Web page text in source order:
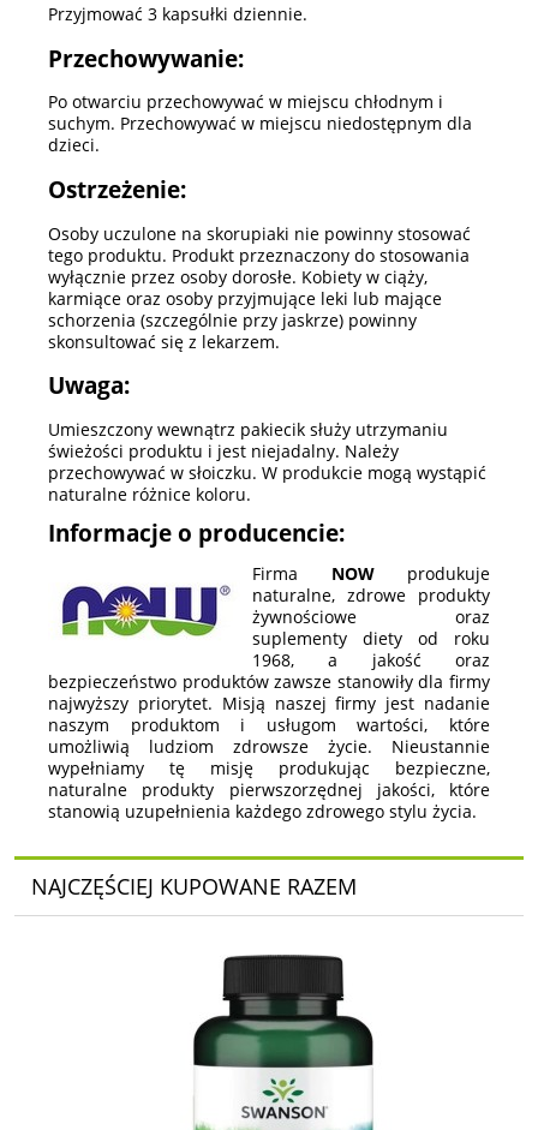
Przyjmować 3 kapsułki dziennie.
Przechowywanie:
Po otwarciu przechowywać w miejscu chłodnym i
suchym. Przechowywać w miejscu niedostępnym dla
dzieci.
Ostrzeżenie:
Osoby uczulone na skorupiaki nie powinny stosować
tego produktu. Produkt przeznaczony do stosowania
wyłącznie przez osoby dorosłe. Kobiety w ciąży,
karmiące oraz osoby przyjmujące leki lub mające
schorzenia (szczególnie przy jaskrze) powinny
skonsultować się z lekarzem.
Uwaga:
Umieszczony wewnątrz pakiecik służy utrzymaniu
świeżości produktu i jest niejadalny. Należy
przechowywać w słoiczku. W produkcie mogą wystąpić
naturalne różnice koloru.
Informacje o producencie:
Firma NOWprodukuje
naturalne, zdrowe produkty
żywnościowe oraz
suplementy diety od roku
1968, a jakość oraz
bezpieczeństwo produktów zawsze stanowiły dla firmy
najwyższy priorytet. Misją naszej firmy jest nadanie
naszym produktom i usługom wartości, które
umożliwią ludziom zdrowsze życie. Nieustannie
wypełniamy tę misję produkując bezpieczne,
naturalne produkty pierwszorzędnej jakości, które
stanowią uzupełnienia każdego zdrowego stylu życia.
NAJCZĘŚCIEJ KUPOWANE RAZEM